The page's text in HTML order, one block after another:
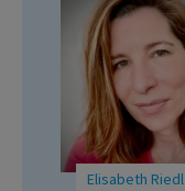
Elisabeth Riedl